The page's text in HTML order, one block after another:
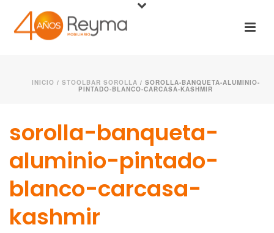
INICIO / STOOLBAR SOROLLA / SOROLLA-BANQUETA-ALUMINIO-
PINTADO-BLANCO-CARCASA-KASHMIR
sorolla-banqueta-
aluminio-pintado-
blanco-carcasa-
kashmir